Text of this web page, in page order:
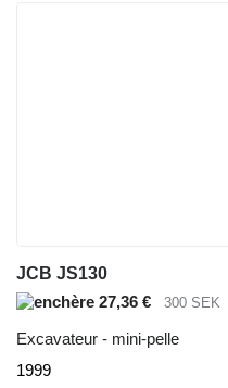
JCB JS130
27,36 €
300 SEK
Excavateur - mini-pelle
1999